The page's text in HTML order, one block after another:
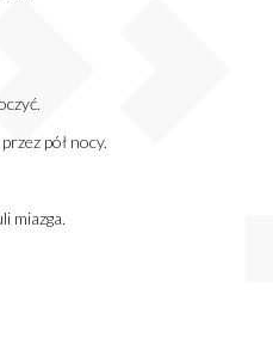
pół nocy.
miazga.